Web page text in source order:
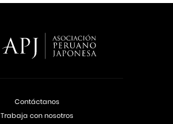
Contáctanos
Trabaja con nosotros